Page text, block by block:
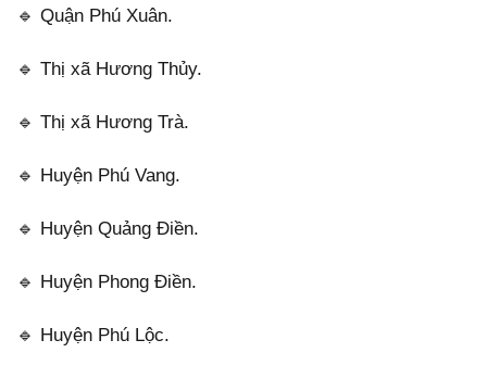
🔹 Quận Phú Xuân.
🔹 Thị xã Hương Thủy.
🔹 Thị xã Hương Trà.
🔹 Huyện Phú Vang.
🔹 Huyện Quảng Điền.
🔹 Huyện Phong Điền.
🔹 Huyện Phú Lộc.